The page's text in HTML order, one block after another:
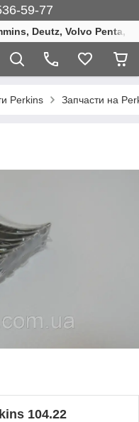
59-77
Deutz, Volvo Penta,
Perkins Запчасти на
104.22